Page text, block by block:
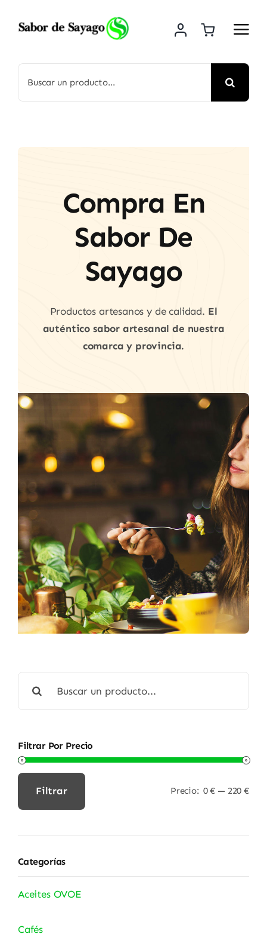
Compra En
Sabor De
Sayago
Productos artesanos y de calidad. El
auténtico sabor artesanal de nuestra
comarca y provincia.
Filtrar Por Precio
Filtrar Precio: 0 € — 220 €
Categorías
Aceites OVOE
Cafés